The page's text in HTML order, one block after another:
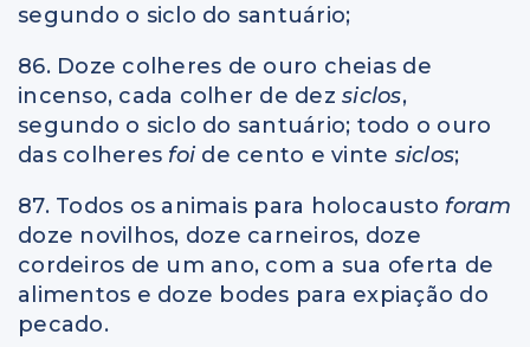
segundo o siclo do santuário;
86. Doze colheres de ouro cheias de
incenso, cada colher de dez siclos,
segundo o siclo do santuário; todo o ouro
das colheres foi de cento e vinte siclos;
87. Todos os animais para holocausto foram
doze novilhos, doze carneiros, doze
cordeiros de um ano, com a sua oferta de
alimentos e doze bodes para expiação do
pecado.